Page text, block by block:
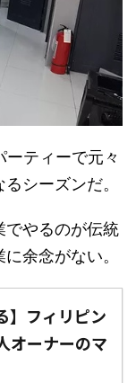
ティーで元々
シーズンだ。
でやるのが伝統
余念がない。
】フィリピン
オーナーのマ